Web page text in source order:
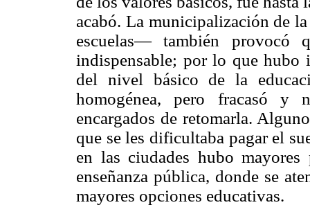
acabó. La municipalización de
escuelas— también provocó
indispensable; por lo que hubo
del nivel básico de la
homogénea, pero fracasó y
encargados de retomarla.
que se les dificultaba pagar el
en las ciudades hubo
enseñanza pública, donde se
mayores opciones educativas.